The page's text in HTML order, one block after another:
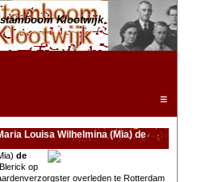
Klootwijk
☰
Louisa Wilhelmina (Mia) de
de
op
overleden te Rotterdam